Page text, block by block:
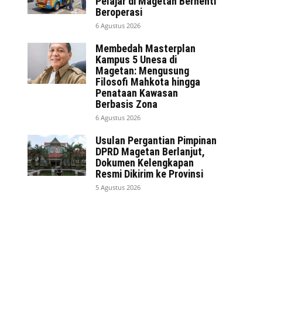
Beroperasi
6 Agustus 2026
Membedah Masterplan
Kampus 5 Unesa di
Magetan: Mengusung
Filosofi Mahkota hingga
Penataan Kawasan
Berbasis Zona
6 Agustus 2026
Usulan Pergantian Pimpinan
DPRD Magetan Berlanjut,
Dokumen Kelengkapan
Resmi Dikirim ke Provinsi
5 Agustus 2026